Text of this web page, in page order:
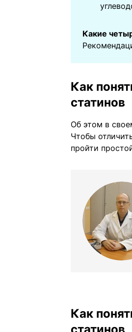
Какие
Как
статинов
Об этом в
Чтобы
пройти
Как